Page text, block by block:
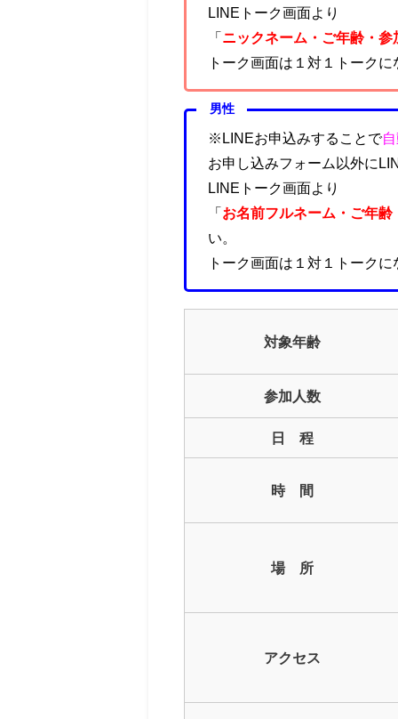
LINEトーク画面より
「 ニックネーム・ご年齢・
トーク画面は１対１トーク
男性
※LINEお申込みすることで
お申し込みフォーム以外に
LINEトーク画面より
「 お名前フルネーム ・ご年
い。
トーク画面は１対１トーク
対象年齢
参加人数
日 程
時 間
場 所
アクセス